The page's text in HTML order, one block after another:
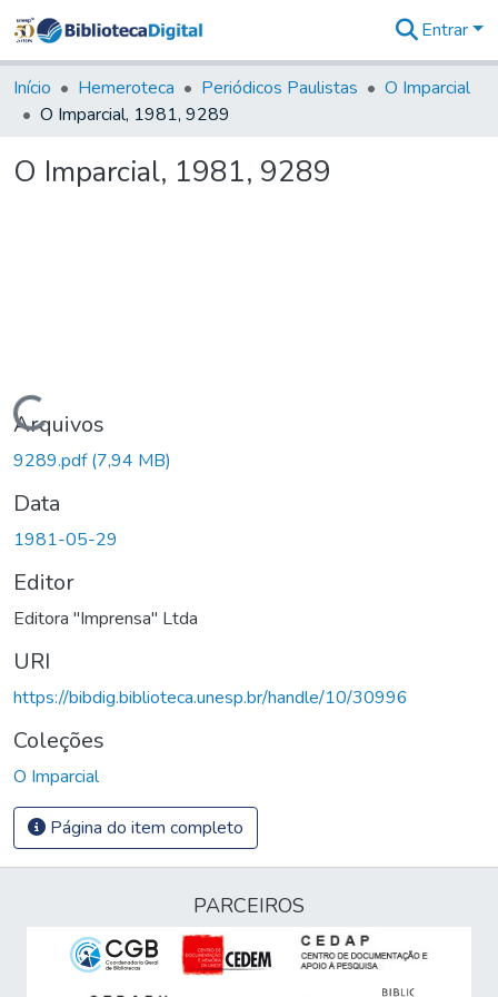
&
Coleções
Tudo na
Digital
Entrar
Início Hemeroteca Periódicos Paulistas
O Imparcial
O Imparcial, 1981, 9289
O Imparcial, 1981, 9289
Carregando...
Arquivos
9289.pdf(7,94 MB)
Data
1981-05-29
Editor
Editora "Imprensa" Ltda
URI
https://bibdig.biblioteca.unesp.br/handle/10/30996
Coleções
O Imparcial
Página do item completo
PARCEIROS